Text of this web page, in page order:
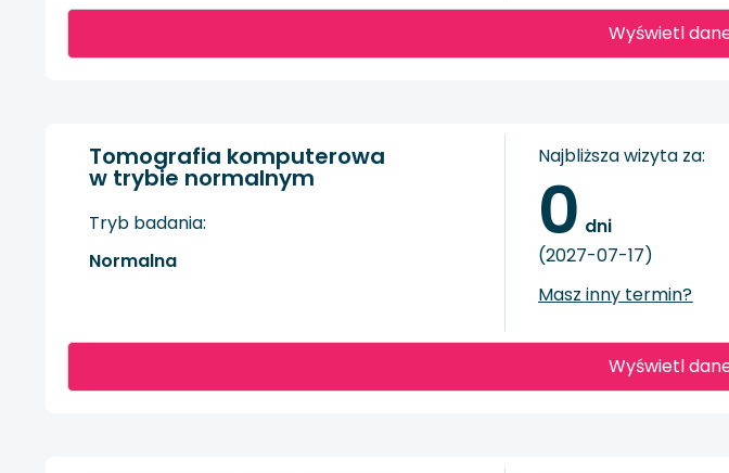
Wyświetl
Wyświetl
Tomografia komputerowa
w trybie normalnym
Tryb badania:
Normalna
Najbliższa wizyta za:
0 dni
(2027-07-17)
Masz inny termin?